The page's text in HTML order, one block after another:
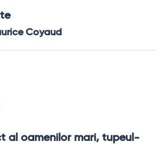
Coyaud
al oamenilor mari, tupeul-